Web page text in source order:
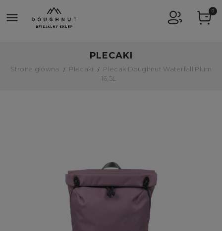
 0
PLECAKI
Strona główna Plecaki
Plecak Doughnut Waterfall Plum
16,5L